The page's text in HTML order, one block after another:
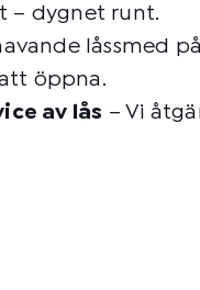
– dygnet runt.
låssmed
öppna.
av lås – Vi